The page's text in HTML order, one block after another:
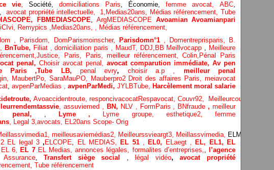
vie, Société, domiciliations Paris, Économie, femme avocat, ABC,
avocat propriété intellectuelle, 1, Medias20ans, Médias référencement,Tube
FBMEDIASCOPE,ArgMEDIASCOPE AvoamianAvoamianpari
Remypics , Medias20ans, , Médias référencement,
, Parisdom, DomParismoinscher, Parisdomn°1 , Domentreprisparis,
B.
, BnTube, Filiat,domiciliation paris , MaudT, DDJ, BB Meillvocapp , Meilleure
,Justice, Paris, Paris,meilleur référencement,Colin, Pénal Paris
penal, Choisir avocat penal, avocat comparution immédiate, Av pen
Paris,Tube LB,penal evry, choisir a.p , meilleur penal
MaubertPo, SaraMauPO, Mauberpro2 Droit des affaires Paris,meiavocat
, avpenParMedias , avpenParMedi, JYLBTube, Harcèlement moral salarie
Avoaccidentroute, responcivacocatRespavocat, Couvr92,
Meilleurcouv92
,assuviemed , BN, NLV , FormParis , BNfraude,meilleur
penal, , Lyme , Lyme groupe, esthetique2,femme
, Legal 3,avocats, EL20ans Scope- Orig
meilleusaviemédias2, Meilleurssvieargt3, Meillassvimedia, ELMEDIAS,
EL legal 3 , ELCOPE, EL MEDIAS, EL 51, EL0, ELaegt , EL, EL1, EL
EL 6, EL 7 EL Medias,annonces légales, formalites d’entreprises,,
l’agence
Assurance,Transfert siège social , légal vidéo,
avocat propriété
Tube référencement